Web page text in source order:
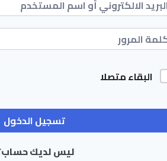
البقاء متصلا
تسجيل الدخول
ليس لديك